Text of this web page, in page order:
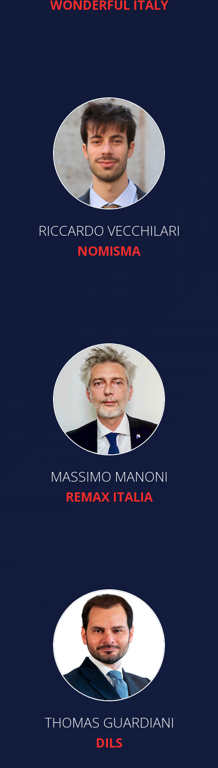
WONDERFUL ITALY
RICCARDO VECCHILARI
NOMISMA
MASSIMO MANONI
REMAX ITALIA
THOMAS GUARDIANI
DILS